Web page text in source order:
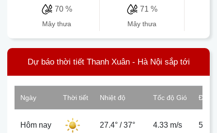
70 %
mây thưa
71 %
mây thưa
Dự báo thời tiết Thanh Xuân - Hà Nội sắp tới
Ngày Thời tiết Nhiệt độ Tốc độ Gió Độ
Hôm nay 27.4° /37° 4.33 m/s 52%